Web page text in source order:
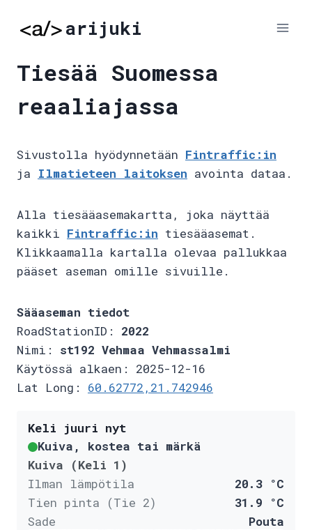
arijuki
Tiesää Suomessa
reaaliajassa
Sivustolla hyödynnetään Fintraffic:in
ja Ilmatieteen laitoksen avointa dataa.
Alla tiesääasemakartta, joka näyttää
kaikki Fintraffic:in tiesääasemat.
Klikkaamalla kartalla olevaa pallukkaa
pääset aseman omille sivuille.
Sääaseman tiedot
RoadStationID: 2022
Nimi: st192 Vehmaa Vehmassalmi
Käytössä alkaen: 2025-12-16
Lat Long: 60.62772,21.742946
Keli juuri nyt
Kuiva, kostea tai märkä
Kuiva (Keli 1)
Ilman lämpötila
20.3 °C
Tien pinta (Tie 2)
31.9 °C
Sade
Pouta